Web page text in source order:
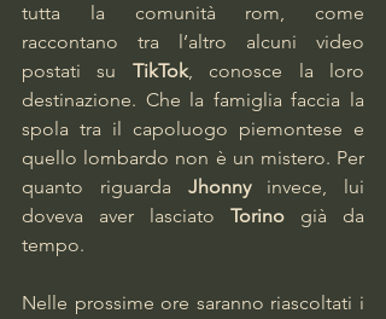
tutta la comunità rom, come
raccontano tra l’altro alcuni video
postati su TikTok, conosce la loro
destinazione. Che la famiglia faccia la
spola tra il capoluogo piemontese e
quello lombardo non è un mistero. Per
quanto riguarda Jhonny invece, lui
doveva aver lasciato Torino già da
tempo.
Nelle prossime ore saranno riascoltati i